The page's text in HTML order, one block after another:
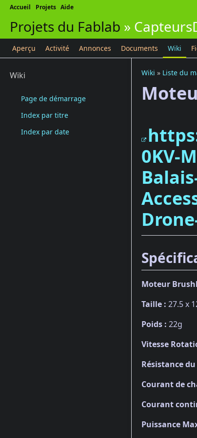
Accueil Projets Aide
Projets du Fablab »
Aperçu Activité Annonces Documents Wiki
Wiki
Page de démarrage
Index par titre
Index par date
Wiki » Liste du
0KV-
Moteur
Taille : 27.5 x
Poids : 22g
Vitesse
Résistance
Courant de
Courant
Puissance